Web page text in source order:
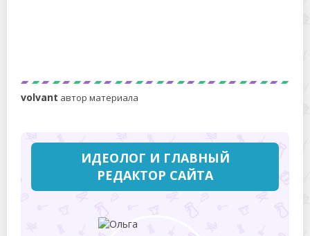
volvant автор материала
ИДЕОЛОГ И ГЛАВНЫЙ
РЕДАКТОР САЙТА